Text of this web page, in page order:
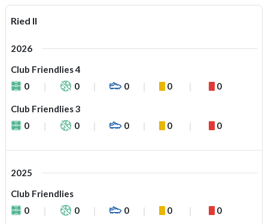
Ried II
2026
Club Friendlies 4
0
0 0 0 0
Club Friendlies 3
0
0 0 0 0
2025
Club Friendlies
0
0 0 0 0